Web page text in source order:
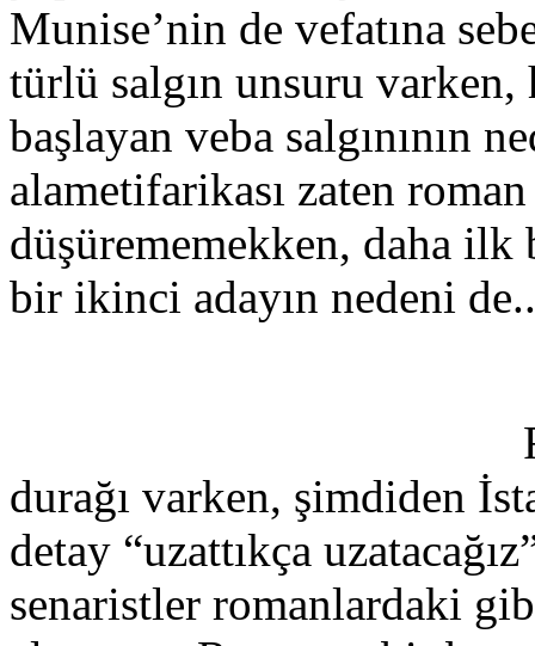
Munise’nin de vefatına
türlü salgın unsuru
başlayan veba salgınının
alametifarikası zaten
düşürememekken, daha ilk
bir ikinci adayın nedeni
durağı varken, şimdiden
detay “uzattıkça
senaristler romanlardaki